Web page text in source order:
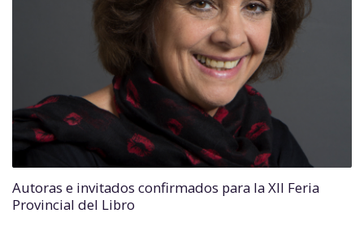
Autoras e invitados confirmados para la XII Feria
Provincial del Libro